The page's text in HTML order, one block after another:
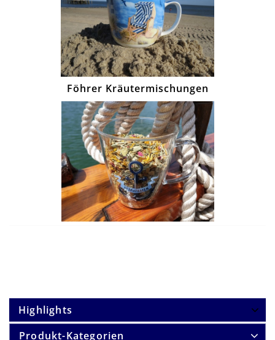
Föhrer Kräutermischungen
Highlights
Produkt-Kategorien